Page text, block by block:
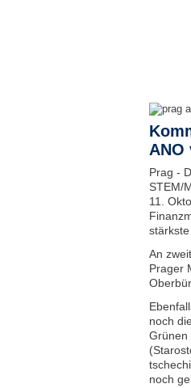
ANO
Prag -
STEM/
11.
stärkste
An
Prager
noch
Grünen
noch